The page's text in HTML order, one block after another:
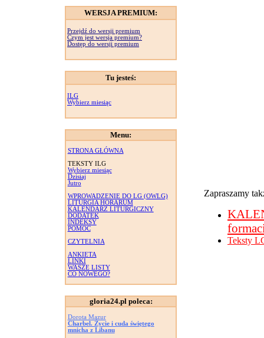
WERSJA PREMIUM:
Przejdź do wersji premium
Czym jest wersja premium?
Dostęp do wersji premium
Tu jesteś:
ILG
Wybierz miesiąc
Menu:
STRONA GŁÓWNA
TEKSTY ILG
Wybierz miesiąc
Dzisiaj
Jutro
WPROWADZENIE DO LG (OWLG)
LITURGIA HORARUM
KALENDARZ LITURGICZNY
DODATEK
INDEKSY
POMOC
CZYTELNIA
ANKIETA
LINKI
WASZE LISTY
CO NOWEGO?
gloria24.pl poleca:
Dorota Mazur
Charbel. Życie i cuda świętego
mnicha z Libanu
Zapraszamy
Teksty